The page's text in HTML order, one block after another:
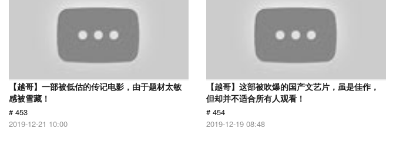
【越哥】一部被低估的传记电影，由于题材太敏
感被雪藏！
# 453
2019-12-21 10:00
【越哥】这部被吹爆的国产文艺片，虽是佳作，
但却并不适合所有人观看！
# 454
2019-12-19 08:48